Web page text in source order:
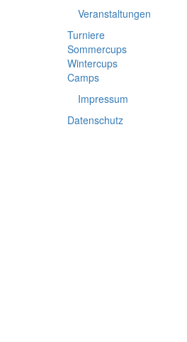
Veranstaltungen
Turniere
Sommercups
Wintercups
Camps
Impressum
Datenschutz